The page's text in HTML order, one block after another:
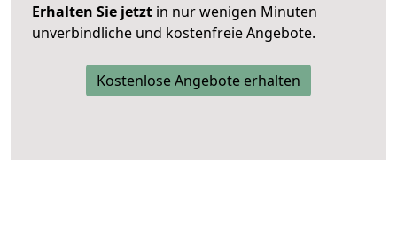
Erhalten Sie jetzt in nur wenigen Minuten
unverbindliche und kostenfreie Angebote.
Kostenlose Angebote erhalten